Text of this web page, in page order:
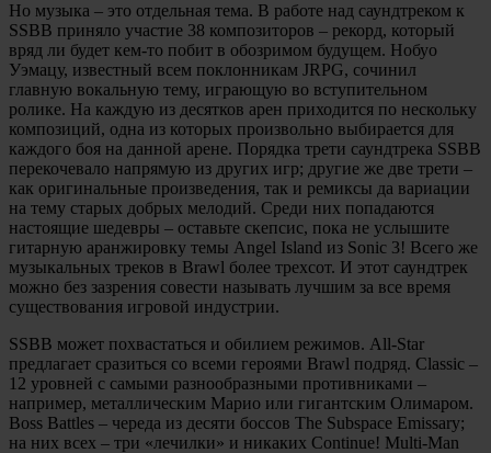
Но музыка – это отдельная тема. В работе над саундтреком к
SSBB приняло участие 38 композиторов – рекорд, который
вряд ли будет кем-то побит в обозримом будущем. Нобуо
Уэмацу, известный всем поклонникам JRPG, сочинил
главную вокальную тему, играющую во вступительном
ролике. На каждую из десятков арен приходится по нескольку
композиций, одна из которых произвольно выбирается для
каждого боя на данной арене. Порядка трети саундтрека SSBB
перекочевало напрямую из других игр; другие же две трети –
как оригинальные произведения, так и ремиксы да вариации
на тему старых добрых мелодий. Среди них попадаются
настоящие шедевры – оставьте скепсис, пока не услышите
гитарную аранжировку темы Angel Island из Sonic 3! Всего же
музыкальных треков в Brawl более трехсот. И этот саундтрек
можно без зазрения совести называть лучшим за все время
существования игровой индустрии.
SSBB может похвастаться и обилием режимов. All-Star
предлагает сразиться со всеми героями Brawl подряд. Classic –
12 уровней с самыми разнообразными противниками –
например, металлическим Марио или гигантским Олимаром.
Boss Battles – череда из десяти боссов The Subspace Emissary;
на них всех – три «лечилки» и никаких Continue! Multi-Man